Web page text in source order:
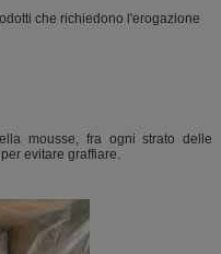
che richiedono l'erogazione
mousse, fra ogni strato delle
evitare graffiare.